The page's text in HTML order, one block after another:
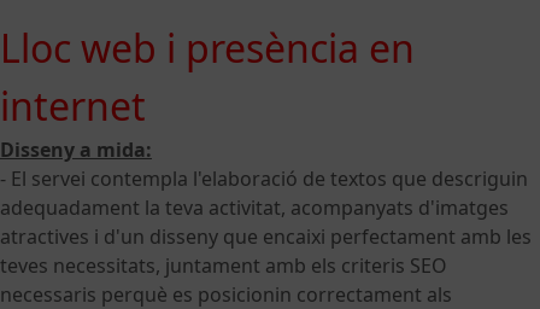
Lloc web i presència en
internet
Disseny a mida:
- El servei contempla l'elaboració de textos que descriguin
adequadament la teva activitat, acompanyats d'imatges
atractives i d'un disseny que encaixi perfectament amb les
teves necessitats, juntament amb els criteris SEO
necessaris perquè es posicionin correctament als